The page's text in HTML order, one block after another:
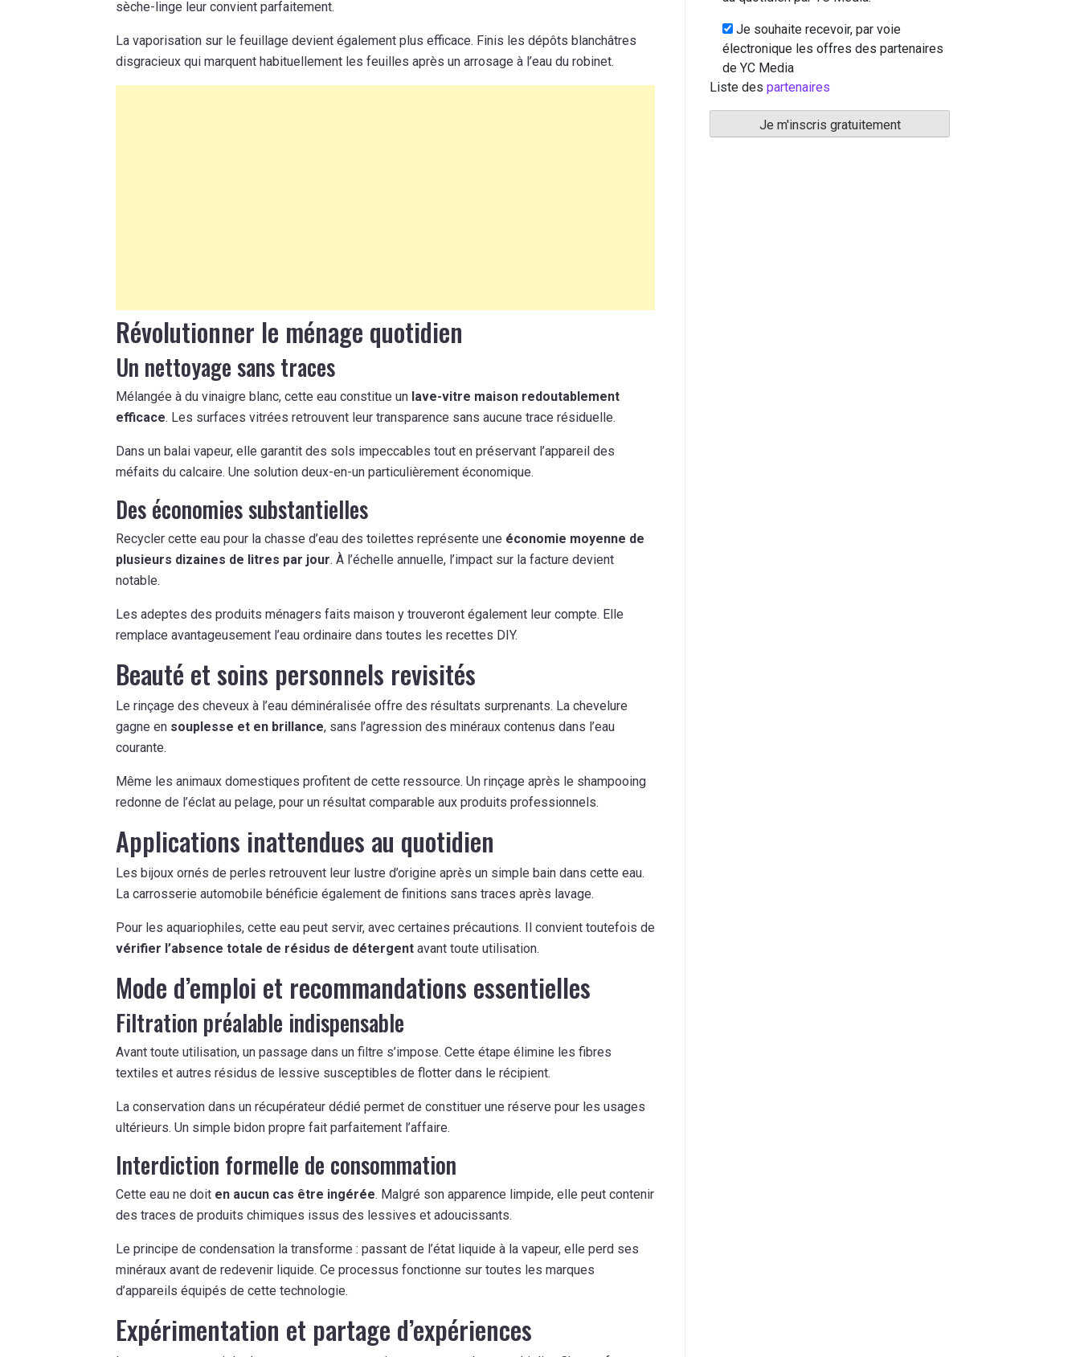
sèche-linge leur convient parfaitement.
La vaporisation sur le feuillage devient également plus efficace. Finis les dépôts blanchâtres
disgracieux qui marquent habituellement les feuilles après un arrosage à l’eau du robinet.
Révolutionner le ménage quotidien
Un nettoyage sans traces
Mélangée à du vinaigre blanc, cette eau constitue un lave-vitre maison redoutablement
efficace. Les surfaces vitrées retrouvent leur transparence sans aucune trace résiduelle.
Dans un balai vapeur, elle garantit des sols impeccables tout en préservant l’appareil des
méfaits du calcaire. Une solution deux-en-un particulièrement économique.
Des économies substantielles
Recycler cette eau pour la chasse d’eau des toilettes représente une économie moyenne de
plusieurs dizaines de litres par jour. À l’échelle annuelle, l’impact sur la facture devient
notable.
Les adeptes des produits ménagers faits maison y trouveront également leur compte. Elle
remplace avantageusement l’eau ordinaire dans toutes les recettes DIY.
Beauté et soins personnels revisités
Le rinçage des cheveux à l’eau déminéralisée offre des résultats surprenants. La chevelure
gagne en souplesse et en brillance, sans l’agression des minéraux contenus dans l’eau
courante.
Même les animaux domestiques profitent de cette ressource. Un rinçage après le shampooing
redonne de l’éclat au pelage, pour un résultat comparable aux produits professionnels.
Applications inattendues au quotidien
Les bijoux ornés de perles retrouvent leur lustre d’origine après un simple bain dans cette eau.
La carrosserie automobile bénéficie également de finitions sans traces après lavage.
Pour les aquariophiles, cette eau peut servir, avec certaines précautions. Il convient toutefois de
vérifier l’absence totale de résidus de détergent avant toute utilisation.
Mode d’emploi et recommandations essentielles
Filtration préalable indispensable
Avant toute utilisation, un passage dans un filtre s’impose. Cette étape élimine les fibres
textiles et autres résidus de lessive susceptibles de flotter dans le récipient.
La conservation dans un récupérateur dédié permet de constituer une réserve pour les usages
ultérieurs. Un simple bidon propre fait parfaitement l’affaire.
Interdiction formelle de consommation
Cette eau ne doit en aucun cas être ingérée. Malgré son apparence limpide, elle peut contenir
des traces de produits chimiques issus des lessives et adoucissants.
Le principe de condensation la transforme : passant de l’état liquide à la vapeur, elle perd ses
minéraux avant de redevenir liquide. Ce processus fonctionne sur toutes les marques
d’appareils équipés de cette technologie.
Expérimentation et partage d’expériences
Je souhaite recevoir, par voie
électronique les offres des partenaires
de YC Media
Liste des partenaires